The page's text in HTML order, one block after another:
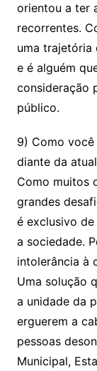
orientou a ter
recorrentes.
uma trajetória
e é alguém
consideração
público.
9) Como
diante da
Como muitos
grandes
é exclusivo
a sociedade.
intolerância à
Uma solução
a unidade da
erguerem a
pessoas
Municipal,